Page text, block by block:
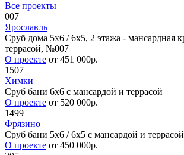
Все проекты
007
Ярославль
Сруб дома 5х6 / 6x5, 2 этажа - мансардная
террасой, №007
О проекте от 451 000р.
1507
Химки
Сруб бани 6х6 с мансардой и террасой
О проекте от 520 000р.
1499
Фрязино
Сруб бани 5х6 / 6x5 с мансардой и террасой
О проекте от 450 000р.